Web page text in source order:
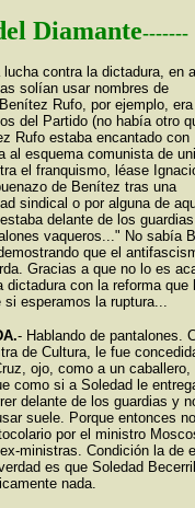
Diamante-------
lucha contra la dictadura, en
solían usar nombres de
Rufo, por ejemplo,
del Partido (no había otro
Rufo estaba encantado con
al esquema comunista de
el franquismo, léase
de Benítez tras una
sindical o por alguna de
delante de los
vaqueros..." No sabía
que el
Gracias a que no lo es
con la reforma que
si esperamos la ruptura...
- Hablando de pantalones.
de Cultura, le fue
ojo, como a un caballero,
como si a Soledad le
delante de los guardias y
suele. Porque entonces
por el ministro
ministras. Condición la de
es que Soledad
nada.